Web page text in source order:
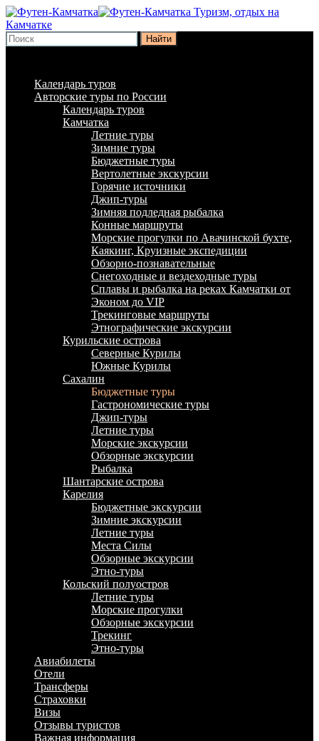
Туризм, отдых на
Камчатке
Найти
Календарь туров
Авторские туры по России
Календарь туров
Камчатка
Летние туры
Зимние туры
Бюджетные туры
Вертолетные экскурсии
Горячие источники
Джип-туры
Зимняя подледная рыбалка
Конные маршруты
Морские прогулки по Авачинской бухте,
Каякинг, Круизные экспедиции
Обзорно-познавательные
Снегоходные и вездеходные туры
Сплавы и рыбалка на реках Камчатки от
Эконом до VIP
Трекинговые маршруты
Этнографические экскурсии
Курильские острова
Северные Курилы
Южные Курилы
Сахалин
Бюджетные туры
Гастрономические туры
Джип-туры
Летние туры
Морские экскурсии
Обзорные экскурсии
Рыбалка
Шантарские острова
Карелия
Бюджетные экскурсии
Зимние экскурсии
Летние туры
Места Силы
Обзорные экскурсии
Этно-туры
Кольский полуостров
Летние туры
Морские прогулки
Обзорные экскурсии
Трекинг
Этно-туры
Авиабилеты
Отели
Трансферы
Страховки
Визы
Отзывы туристов
Важная информация